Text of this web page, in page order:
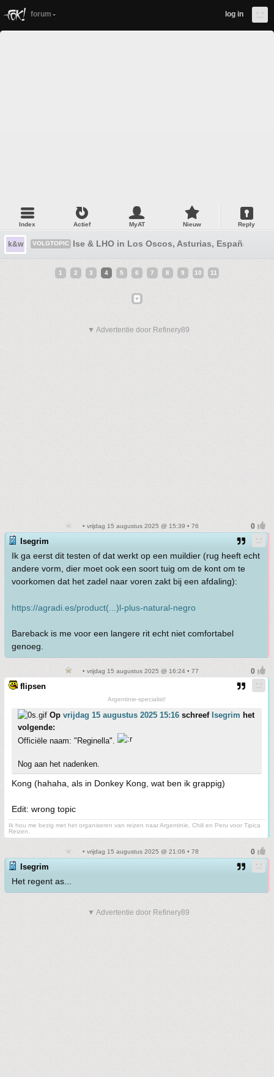
forum log in
Index Actief MyAT Nieuw Reply
k&w VOLGTOPIC Ise & LHO in Los Oscos, Asturias, España
1 2 3 4 5 6 7 8 9 10 11
▼ Advertentie door Refinery89
• vrijdag 15 augustus 2025 @ 15:39 • 76
Isegrim
Ik ga eerst dit testen of dat werkt op een muildier (rug heeft echt
andere vorm, dier moet ook een soort tuig om de kont om te
voorkomen dat het zadel naar voren zakt bij een afdaling):
https://agradi.es/product(...)l-plus-natural-negro
Bareback is me voor een langere rit echt niet comfortabel
genoeg.
• vrijdag 15 augustus 2025 @ 16:24 • 77
flipsen
Argentinie-specialist!
Op vrijdag 15 augustus 2025 15:16 schreef Isegrim het
volgende:
Officiële naam: "Reginella".
Nog aan het nadenken.
Kong (hahaha, als in Donkey Kong, wat ben ik grappig)
Edit: wrong topic
Ik hou me bezig met het organiseren van reizen naar Argentinie, Chili en Peru voor Tipica
Reizen.
• vrijdag 15 augustus 2025 @ 21:06 • 78
Isegrim
Het regent as...
▼ Advertentie door Refinery89